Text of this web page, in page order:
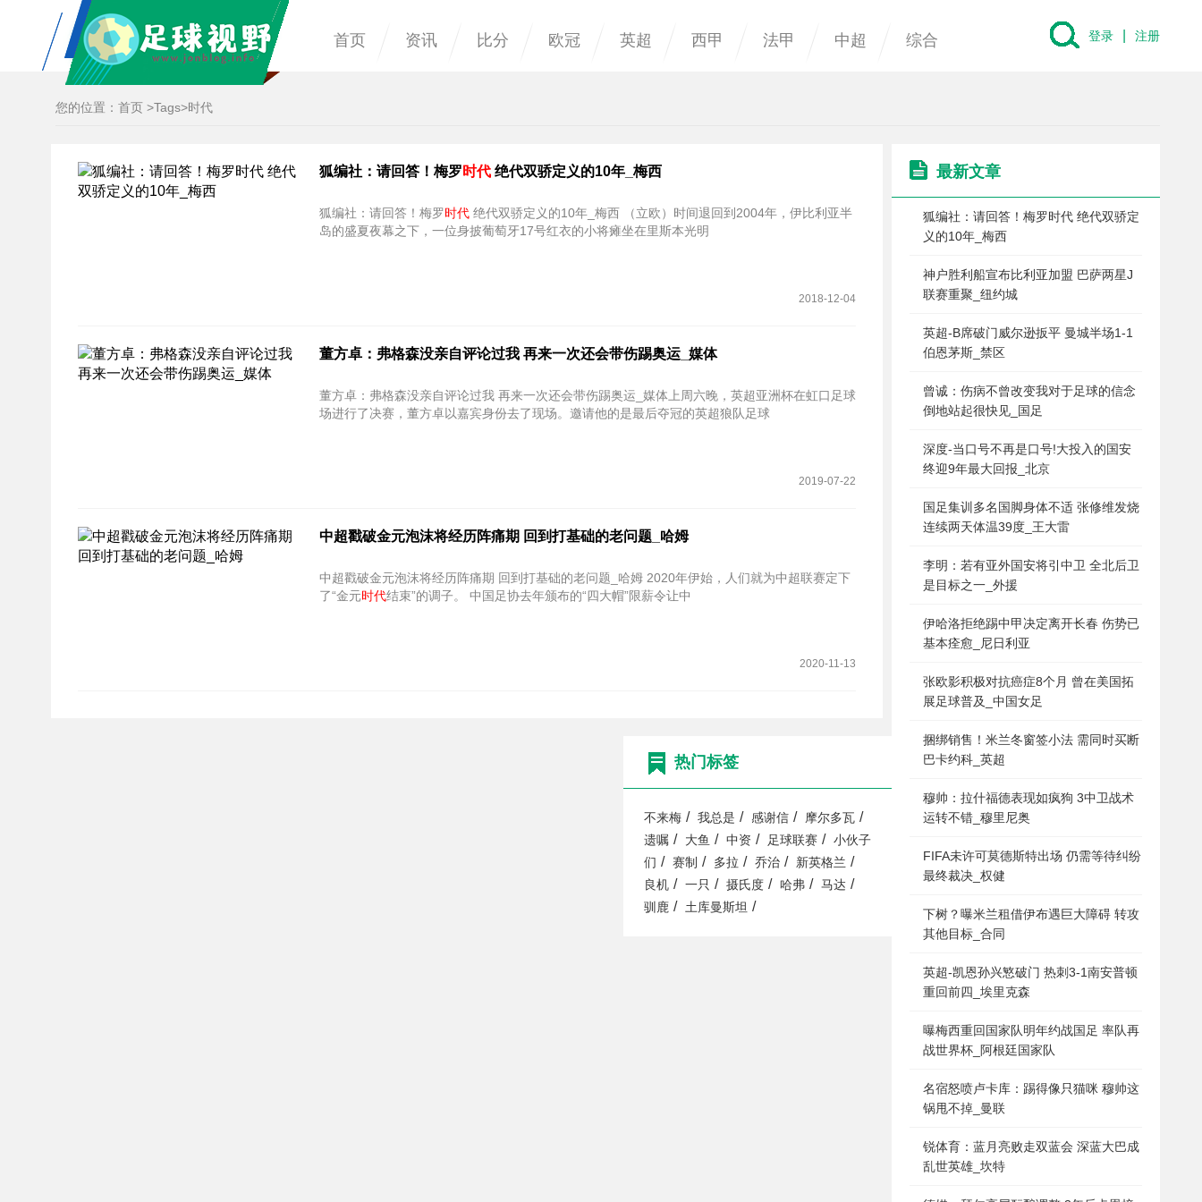
首页 资讯 比分 欧冠 英超 西甲 法甲 中超 综合 登录 注册
您的位置： 首页 >Tags>时代
狐编社：请回答！梅罗 时代 绝代双骄定义的10年_梅西
狐编社：请回答！梅罗时代 绝代双骄定义的10年_梅西 （立欧）时间退回到2004年，伊比利亚半
岛的盛夏夜幕之下，一位身披葡萄牙17号红衣的小将瘫坐在里斯本光明
2018-12-04
董方卓：弗格森没亲自评论过我 再来一次还会带伤踢奥运_媒体
董方卓：弗格森没亲自评论过我 再来一次还会带伤踢奥运_媒体上周六晚，英超亚洲杯在虹口足球
场进行了决赛，董方卓以嘉宾身份去了现场。邀请他的是最后夺冠的英超狼队足球
2019-07-22
中超戳破金元泡沫将经历阵痛期 回到打基础的老问题_哈姆
中超戳破金元泡沫将经历阵痛期 回到打基础的老问题_哈姆 2020年伊始，人们就为中超联赛定下
了“金元时代结束”的调子。 中国足协去年颁布的“四大帽”限薪令让中
2020-11-13
最新文章
狐编社：请回答！梅罗时代 绝代双骄定
义的10年_梅西
神户胜利船宣布比利亚加盟 巴萨两星J
联赛重聚_纽约城
英超-B席破门威尔逊扳平 曼城半场1-1
伯恩茅斯_禁区
曾诚：伤病不曾改变我对于足球的信念
倒地站起很快见_国足
深度-当口号不再是口号!大投入的国安
终迎9年最大回报_北京
国足集训多名国脚身体不适 张修维发烧
连续两天体温39度_王大雷
李明：若有亚外国安将引中卫 全北后卫
是目标之一_外援
伊哈洛拒绝踢中甲决定离开长春 伤势已
基本痊愈_尼日利亚
张欧影积极对抗癌症8个月 曾在美国拓
展足球普及_中国女足
捆绑销售！米兰冬窗签小法 需同时买断
巴卡约科_英超
穆帅：拉什福德表现如疯狗 3中卫战术
运转不错_穆里尼奥
FIFA未许可莫德斯特出场 仍需等待纠纷
最终裁决_权健
下树？曝米兰租借伊布遇巨大障碍 转攻
其他目标_合同
英超-凯恩孙兴慜破门 热刺3-1南安普顿
重回前四_埃里克森
曝梅西重回国家队明年约战国足 率队再
战世界杯_阿根廷国家队
名宿怒喷卢卡库：踢得像只猫咪 穆帅这
锅甩不掉_曼联
锐体育：蓝月亮败走双蓝会 深蓝大巴成
乱世英雄_坎特
热门标签
不来梅 / 我总是 / 感谢信 / 摩尔多瓦 /
遗嘱 / 大鱼 / 中资 / 足球联赛 /
小伙子
们 / 赛制 / 多拉 / 乔治 / 新英格兰 /
良机 / 一只 / 摄氏度 / 哈弗 / 马达 /
驯鹿 / 土库曼斯坦 /